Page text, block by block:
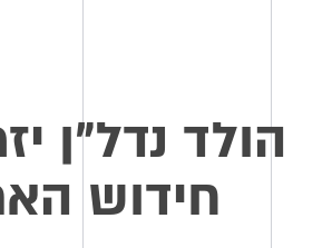
הולד נדל״ן
חידוש